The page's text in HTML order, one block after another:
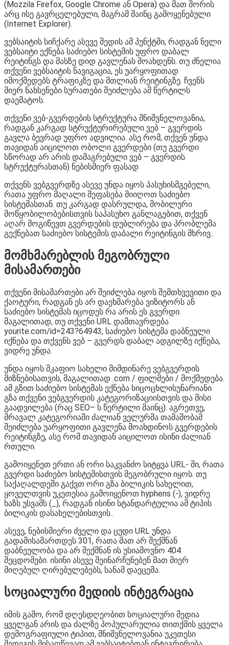
(Mozzila Firefox, Google Chrome ან Opera) და მათ შორის
არც ისე გავრცელებული, მაგრამ მაინც გამოყენებული
(Internet Explorer).
ვებსაიტის სიჩქარე ასევე შედის ამ პუნქტში, რადგან ნელი
ვებსაიტი ექნება საძიებო სისტემის უფრო დაბალ
რეიტინგს და მასზე დიდ გავლენას მოახდენს. თუ ძნელია
თქვენი ვებსაიტის ნავიგაცია, ეს უარყოფითად
იმოქმედებს ტრაფიკზე და მთლიან რეიტინგზე. ჩვენს
მიერ ნახსენები სურათები შეიძლება ამ წერტილს
დაემატოს.
თქვენი ვებ-გვერდების სტრუქტურა მნიშვნელოვანია,
რადგან კარგად სტრუქტურირებული ვებ – გვერდის
გავლა ბევრად უფრო ადვილია. ასე რომ, თქვენ უნდა
თავიდან აიცილოთ ობოლი გვერდები (თუ გვერდი
სწორად არ არის დამაგრებული ვებ – გვერდის
სტრუქტურასთან) ნებისმიერ ფასად.
თქვენს ვებგვერდზე ასევე უნდა იყოს პასუხისმგებელი,
რათა უფრო მაღალი შეფასება მიიღოთ საძიებო
სისტემასთან. თუ კარგად დასრულდა, მობილური
მოწყობილობებისთვის საპასუხო განლაგებით, თქვენ
აღარ მოგიწევთ გვერდების დუბლირება და პრობლემა
გექნებათ საძიებო სისტემის დაბალი რეიტინგის მხრივ..
მომხმარებლის მეგობრული
მისამართები
თქვენი მისამართები არ შეიძლება იყოს შემთხვევითი და
ქაოტური, რადგან ეს არ დაეხმარება ვიზიტორს ან
საძიებო სისტემას იცოდეს რა არის ეს გვერდი.
მაგალითად, თუ თქვენი URL დამთავრდება
yourite.com/id=243?64943, საძიებო სისტემა დაბნეული
იქნება და თქვენს ვებ – გვერდს დაბალ ადგილზე იქნება,
ვიდრე უნდა.
უნდა იყოს მკაფიო სახელი მიმდინარე ვებგვერდის
მიზნებისათვის, მაგალითად .com / ფილმები / მოქმედება.
ამ გზით საძიებო სისტემას ექნება სიცოცხლისუნარიანი
გზა თქვენი ვებგვერდის კატეგორიზაციისთვის და მისი
გაადვილება (რაც SEO– ს წერტილი მაინც). აგრეთვე,
მრავალ კატეგორიაში ძალიან ველურმა თამაშობამ
შეიძლება უარყოფითი გავლენა მოახდინოს გვერდების
რეიტინგზე, ასე რომ თავიდან აიცილოთ ისინი ძალიან
რთული.
გამოიყენეთ ერთი ან ორი საკვანძო სიტყვა URL- ში, რათა
გვერდი საძიებო სისტემისთვის მეგობრული იყოს. თუ
საქაღალდეში გაქვთ ორი გზა ბილიკის სახელით,
ყოველთვის უკეთესია გამოიყენოთ hyphens (-), ვიდრე
ხაზს უსვამს (_), რადგან ისინი სტანდარტულია ამ ტიპის
ბილიკის დასახელებისთვის..
ასევე, ნებისმიერი ძველი და ცუდი URL უნდა
გადამისამართდეს 301, რათა მათ არ შექმნან
დაბნეულობა და არ შექმნან ის უსიამოვნო 404
შეცდომები. ისინი ასევე შეინარჩუნებენ მათ მიერ
მიღებულ ღირებულებებს, სანამ დაეცემა.
სოციალური მედიის ინტეგრაცია
იმის გამო, რომ დღესდღეობით სოციალური მედია
ყველგან არის და ძალზე პოპულარულია თითქმის ყველა
დემოგრაფიული ტიპით, მნიშვნელოვანია უკეთესი